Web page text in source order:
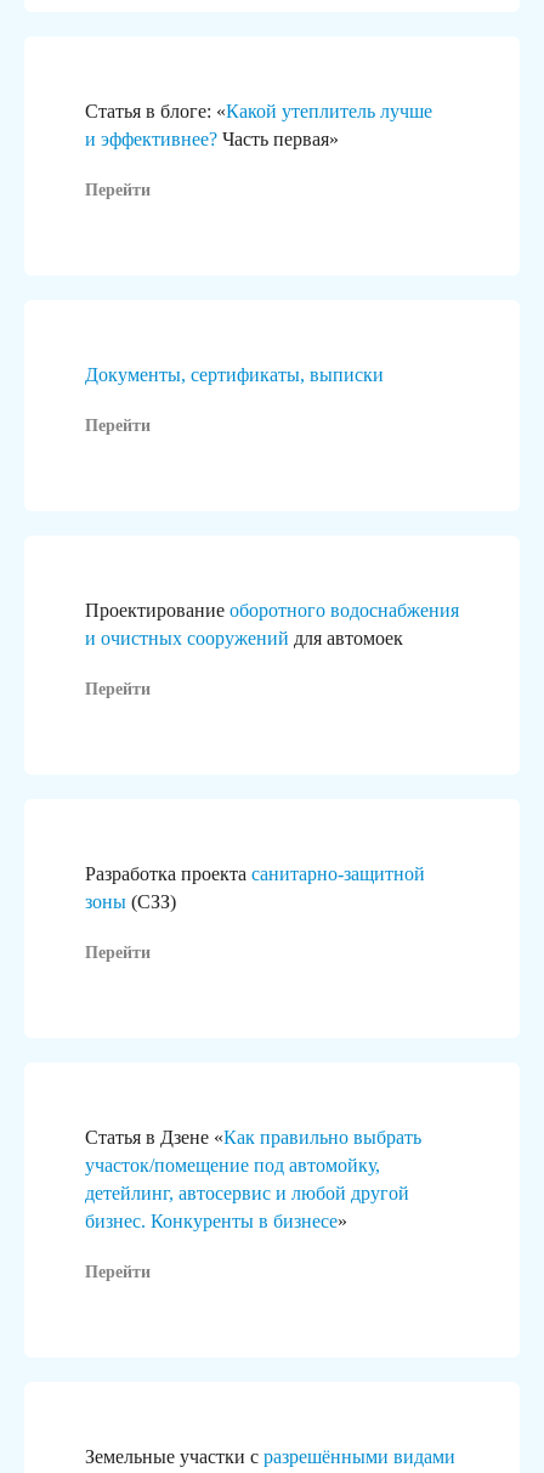
Статья в блоге: «Какой утеплитель лучше
и эффективнее? Часть первая»
Перейти
Документы, сертификаты, выписки
Перейти
Проектирование оборотного водоснабжения
и очистных сооружений для автомоек
Перейти
Разработка проекта санитарно-защитной
зоны (СЗЗ)
Перейти
Статья в Дзене «Как правильно выбрать
участок/помещение под автомойку,
детейлинг, автосервис и любой другой
бизнес. Конкуренты в бизнесе»
Перейти
Земельные участки с разрешёнными видами